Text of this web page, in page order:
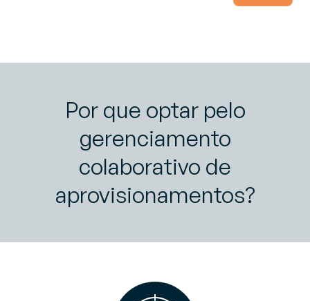
Por que optar pelo
gerenciamento
colaborativo de
aprovisionamentos?